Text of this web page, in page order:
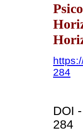
284
DOI
284